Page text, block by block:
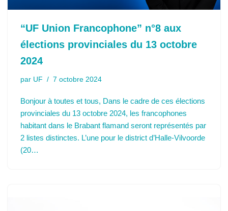
“UF Union Francophone” n°8 aux
élections provinciales du 13 octobre
2024
par UF 7 octobre 2024
Bonjour à toutes et tous, Dans le cadre de ces élections
provinciales du 13 octobre 2024, les francophones
habitant dans le Brabant flamand seront représentés par
2 listes distinctes. L’une pour le district d’Halle-Vilvoorde
(20…